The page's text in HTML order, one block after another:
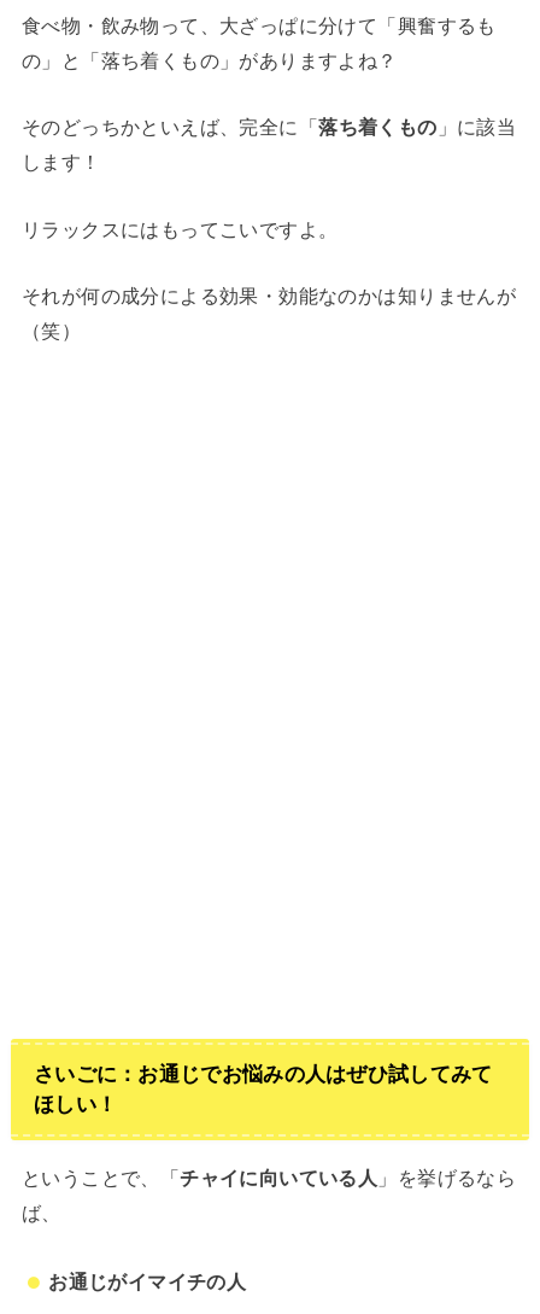
食べ物・飲み物って、大ざっぱに分けて「興奮するも
の」と「落ち着くもの」がありますよね？
そのどっちかといえば、完全に「落ち着くもの 」に該当
します！
リラックスにはもってこいですよ。
それが何の成分による効果・効能なのかは知りませんが
（笑）
さいごに：お通じでお悩みの人はぜひ試してみて
ほしい！
ということで、「チャイに向いている人 」を挙げるなら
ば、
お通じがイマイチの人